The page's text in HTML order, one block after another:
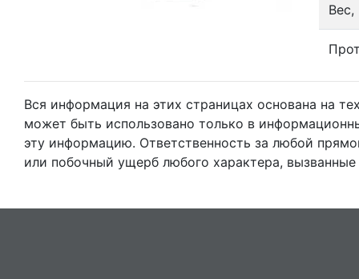
Вес,
Вся информация на этих страницах основана на
может быть использовано только в
эту информацию. Ответственность за любой
или побочный ущерб любого характера,